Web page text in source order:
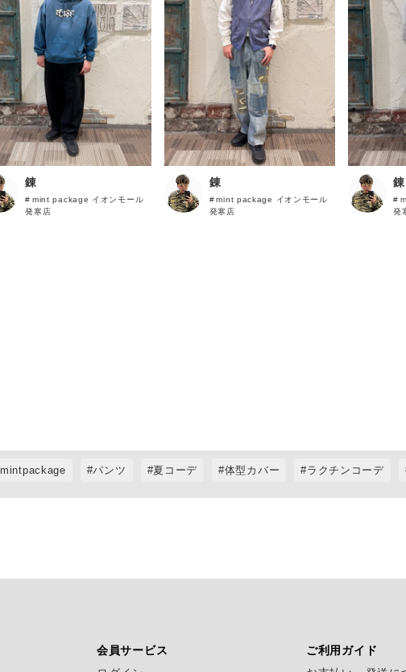
錬
mint package イオンモール
発寒店
錬
mint package イオンモール
発寒店
錬
発
mintpackage パンツ 夏コーデ 体型カバー ラクチンコーデ
会員サービス
ご利用ガイド